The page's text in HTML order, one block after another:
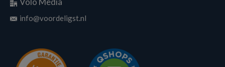
info@voordeligst.nl